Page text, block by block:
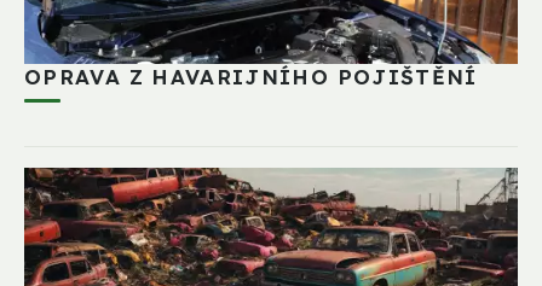
OPRAVA Z HAVARIJNÍHO POJIŠTĚNÍ